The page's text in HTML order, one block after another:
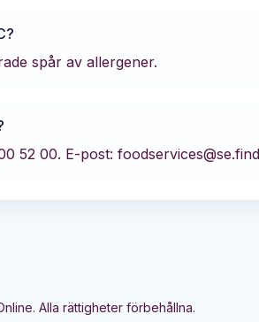
?
spår av allergener.
52 00. E-post:
Alla rättigheter förbehållna.